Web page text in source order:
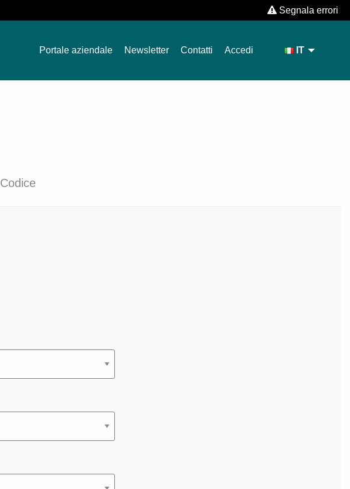
Segnala errori
Portale aziendale Newsletter Contatti Accedi IT
Codice